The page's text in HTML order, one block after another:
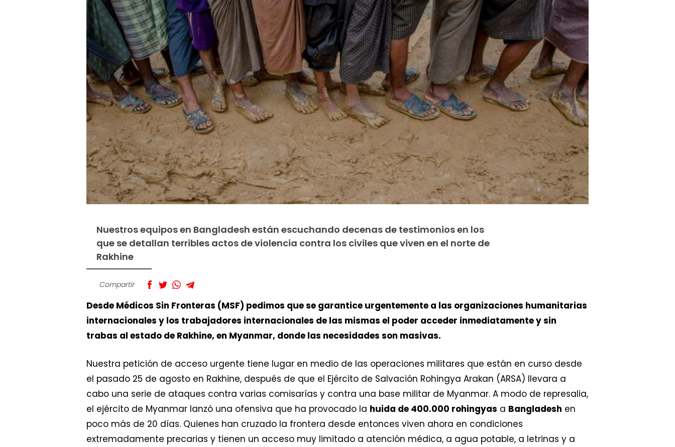
Nuestros equipos en Bangladesh están escuchando decenas de testimonios en los
que se detallan terribles actos de violencia contra los civiles que viven en el norte de
Rakhine
Compartir
Desde Médicos Sin Fronteras (MSF) pedimos que se garantice urgentemente a las organizaciones humanitarias
internacionales y los trabajadores internacionales de las mismas el poder acceder inmediatamente y sin
trabas al estado de Rakhine, en Myanmar, donde las necesidades son masivas.
Nuestra petición de acceso urgente tiene lugar en medio de las operaciones militares que están en curso desde
el pasado 25 de agosto en Rakhine, después de que el Ejército de Salvación Rohingya Arakan (ARSA) llevara a
cabo una serie de ataques contra varias comisarías y contra una base militar de Myanmar. A modo de represalia,
el ejército de Myanmar lanzó una ofensiva que ha provocado la huida de 400.000 rohingyas a Bangladesh en
poco más de 20 días. Quienes han cruzado la frontera desde entonces viven ahora en condiciones
extremadamente precarias y tienen un acceso muy limitado a atención médica, a agua potable, a letrinas y a